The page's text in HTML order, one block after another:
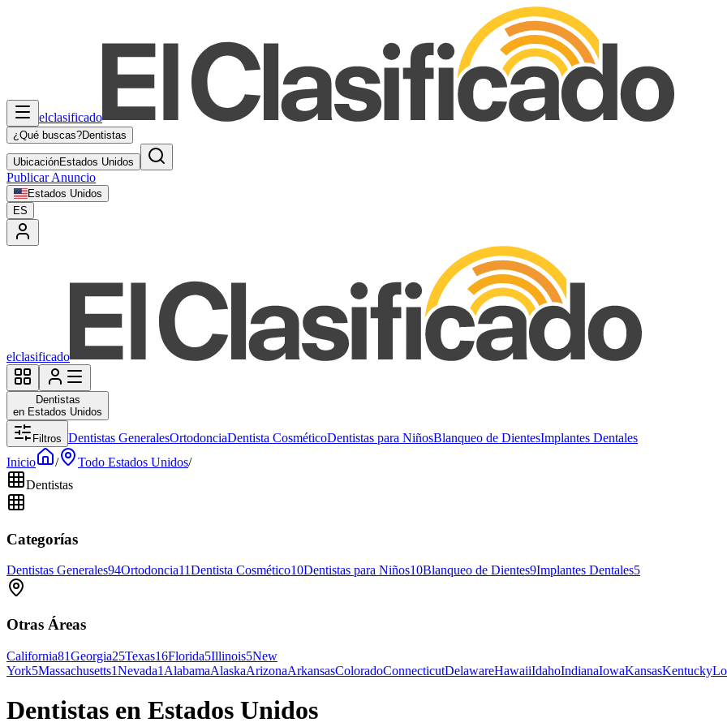
elclasificado
¿Qué buscas?Dentistas
UbicaciónEstados Unidos
Publicar Anuncio
Estados Unidos
ES
elclasificado
Dentistas
en Estados Unidos
Filtros Dentistas GeneralesOrtodonciaDentista CosméticoDentistas para NiñosBlanqueo de DientesImplantes Dentales
Inicio
/ Todo Estados Unidos/
Dentistas
Categorías
Dentistas Generales94Ortodoncia11Dentista Cosmético10Dentistas para Niños10Blanqueo de Dientes9Implantes Dentales5
Otras Áreas
California81Georgia25Texas16Florida5Illinois5New
York5Massachusetts1Nevada1 AlabamaAlaskaArizonaArkansasColoradoConnecticutDelawareHawaiiIdahoIndianaIowaKansasKentucky
Dentistas en Estados Unidos